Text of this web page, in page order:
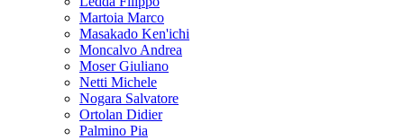
Martoia Marco
Masakado Ken'ichi
Moncalvo Andrea
Moser Giuliano
Netti Michele
Nogara Salvatore
Ortolan Didier
Palmino Pia